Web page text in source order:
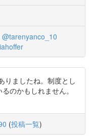
@tarenyanco_10
りましたね。制度とし
のかもしれません。
(投稿一覧)